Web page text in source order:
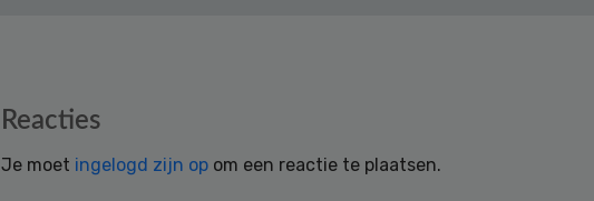
Reacties
Je moet ingelogd zijn op om een reactie te plaatsen.